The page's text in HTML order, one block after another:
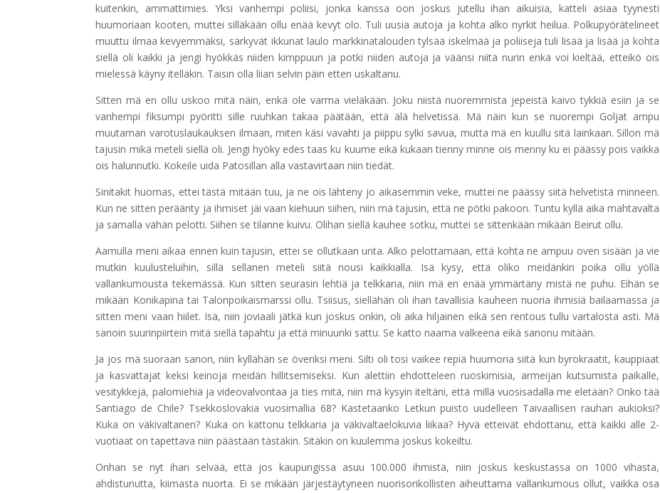
kuitenkin, ammattimies. Yksi vanhempi poliisi, jonka kanssa oon joskus jutellu ihan aikuisia, katteli asiaa tyynesti
huumoriaan kooten, muttei silläkään ollu enää kevyt olo. Tuli uusia autoja ja kohta alko nyrkit heilua. Polkupyörätelineet
muuttu ilmaa kevyemmäksi, särkyvät ikkunat laulo markkinatalouden tylsää iskelmää ja poliiseja tuli lisää ja lisää ja kohta
siellä oli kaikki ja jengi hyökkäs niiden kimppuun ja potki niiden autoja ja väänsi niitä nurin enkä voi kieltää, etteikö ois
mielessä käyny itelläkin. Taisin olla liian selvin päin etten uskaltanu.
Sitten mä en ollu uskoo mitä näin, enkä ole varma vieläkään. Joku niistä nuoremmista jepeistä kaivo tykkiä esiin ja se
vanhempi fiksumpi pyöritti sille ruuhkan takaa päätään, että älä helvetissä. Mä näin kun se nuorempi Goljat ampu
muutaman varotuslaukauksen ilmaan, miten käsi vavahti ja piippu sylki savua, mutta mä en kuullu sitä lainkaan. Sillon mä
tajusin mikä meteli siellä oli. Jengi hyöky edes taas ku kuume eikä kukaan tienny minne ois menny ku ei päässy pois vaikka
ois halunnutki. Kokeile uida Patosillan alla vastavirtaan niin tiedät.
Sinitakit huomas, ettei tästä mitään tuu, ja ne ois lähteny jo aikasemmin veke, muttei ne päässy siitä helvetistä minneen.
Kun ne sitten peräänty ja ihmiset jäi vaan kiehuun siihen, niin mä tajusin, että ne pötki pakoon. Tuntu kyllä aika mahtavalta
ja samalla vähän pelotti. Siihen se tilanne kuivu. Olihan siellä kauhee sotku, muttei se sittenkään mikään Beirut ollu.
Aamulla meni aikaa ennen kuin tajusin, ettei se ollutkaan unta. Alko pelottamaan, että kohta ne ampuu oven sisään ja vie
mutkin kuulusteluihin, sillä sellanen meteli siitä nousi kaikkialla. Isä kysy, että oliko meidänkin poika ollu yöllä
vallankumousta tekemässä. Kun sitten seurasin lehtiä ja telkkaria, niin mä en enää ymmärtäny mistä ne puhu. Eihän se
mikään Konikapina tai Talonpoikaismarssi ollu. Tsiisus, siellähän oli ihan tavallisia kauheen nuoria ihmisiä bailaamassa ja
sitten meni vaan hiilet. Isä, niin joviaali jätkä kun joskus onkin, oli aika hiljainen eikä sen rentous tullu vartalosta asti. Mä
sanoin suurinpiirtein mitä siellä tapahtu ja että minuunki sattu. Se katto naama valkeena eikä sanonu mitään.
Ja jos mä suoraan sanon, niin kyllähän se överiksi meni. Silti oli tosi vaikee repiä huumoria siitä kun byrokraatit, kauppiaat
ja kasvattajat keksi keinoja meidän hillitsemiseksi. Kun alettiin ehdotteleen ruoskimisia, armeijan kutsumista paikalle,
vesitykkejä, palomiehiä ja videovalvontaa ja ties mitä, niin mä kysyin iteltäni, että millä vuosisadalla me eletään? Onko tää
Santiago de Chile? Tsekkoslovakia vuosimallia 68? Kastetaanko Letkun puisto uudelleen Taivaallisen rauhan aukioksi?
Kuka on väkivaltanen? Kuka on kattonu telkkaria ja väkivaltaelokuvia liikaa? Hyvä etteivät ehdottanu, että kaikki alle 2-
vuotiaat on tapettava niin päästään tästäkin. Sitäkin on kuulemma joskus kokeiltu.
Onhan se nyt ihan selvää, että jos kaupungissa asuu 100.000 ihmistä, niin joskus keskustassa on 1000 vihasta,
ahdistunutta, kiimasta nuorta. Ei se mikään järjestäytyneen nuorisorikollisten aiheuttama vallankumous ollut, vaikka osa